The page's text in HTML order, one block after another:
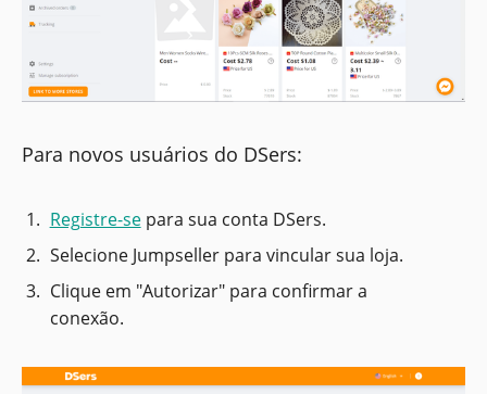
Para novos usuários do DSers:
Registre-separa sua conta DSers.
Selecione Jumpseller para vincular sua loja.
Clique em "Autorizar" para confirmar a
conexão.